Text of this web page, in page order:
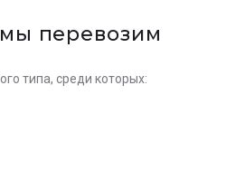
перевозим
типа, среди которых: